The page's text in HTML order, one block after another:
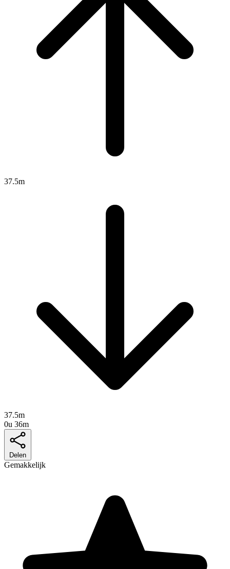
37.5m
37.5m
0u 36m
Delen
Gemakkelijk